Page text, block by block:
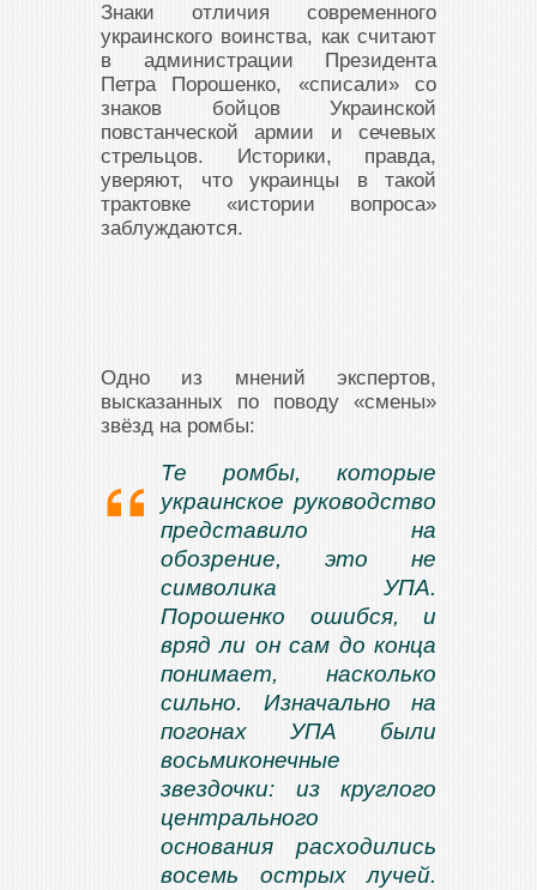
Знаки отличия современного
украинского воинства, как считают
в администрации Президента
Петра Порошенко, «списали» со
знаков бойцов Украинской
повстанческой армии и сечевых
стрельцов. Историки, правда,
уверяют, что украинцы в такой
трактовке «истории вопроса»
заблуждаются.
Одно из мнений экспертов,
высказанных по поводу «смены»
звёзд на ромбы:
Те ромбы, которые
украинское руководство
представило на
обозрение, это не
символика УПА.
Порошенко ошибся, и
вряд ли он сам до конца
понимает, насколько
сильно. Изначально на
погонах УПА были
восьмиконечные
звездочки: из круглого
центрального
основания расходились
восемь острых лучей.